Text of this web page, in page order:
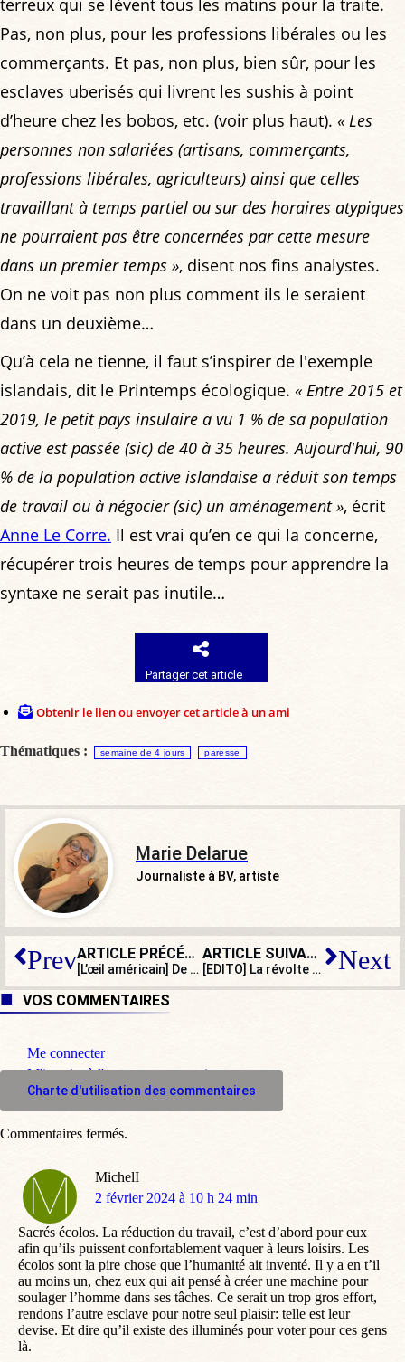
terreux qui se lèvent tous les matins pour la traite.
Pas, non plus, pour les professions libérales ou les
commerçants. Et pas, non plus, bien sûr, pour les
esclaves uberisés qui livrent les sushis à point
d’heure chez les bobos, etc. (voir plus haut). « Les
personnes non salariées (artisans, commerçants,
professions libérales, agriculteurs) ainsi que celles
travaillant à temps partiel ou sur des horaires atypiques
ne pourraient pas être concernées par cette mesure
dans un premier temps », disent nos fins analystes.
On ne voit pas non plus comment ils le seraient
dans un deuxième…
Qu’à cela ne tienne, il faut s’inspirer de l'exemple
islandais, dit le Printemps écologique. « Entre 2015 et
2019, le petit pays insulaire a vu 1 % de sa population
active est passée (sic) de 40 à 35 heures. Aujourd'hui, 90
% de la population active islandaise a réduit son temps
de travail ou à négocier (sic) un aménagement », écrit
Anne Le Corre. Il est vrai qu’en ce qui la concerne,
récupérer trois heures de temps pour apprendre la
syntaxe ne serait pas inutile…
Partager cet article
Obtenir le lien ou envoyer cet article à un ami
Thématiques : semaine de 4 jours paresse
Marie Delarue
Journaliste à BV, artiste
Prev ARTICLE PRÉCÉDENT
[L’œil américain] De Gaza à la mer Rouge, l’échec de la stratégie iranienne
ARTICLE SUIVANT
[EDITO] La révolte paysanne s’étend : Europe enracinée contre UE hors-sol Next
VOS COMMENTAIRES
Me connecter
M'inscrire à l'espace commentaire
Charte d'utilisation des commentaires
MichelI
dit
2 février 2024 à 10 h 24 min
Sacrés écolos. La réduction du travail, c’est d’abord pour eux
afin qu’ils puissent confortablement vaquer à leurs loisirs. Les
écolos sont la pire chose que l’humanité ait inventé. Il y a en t’il
au moins un, chez eux qui ait pensé à créer une machine pour
soulager l’homme dans ses tâches. Ce serait un trop gros effort,
rendons l’autre esclave pour notre seul plaisir: telle est leur
devise. Et dire qu’il existe des illuminés pour voter pour ces gens
là.
Commentaires fermés.